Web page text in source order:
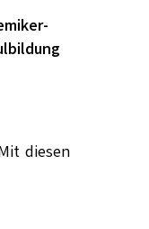
diesen